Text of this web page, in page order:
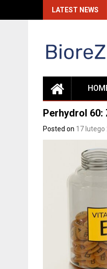
LATEST NEWS
Perhydrol 60:
Posted on 17 lutego